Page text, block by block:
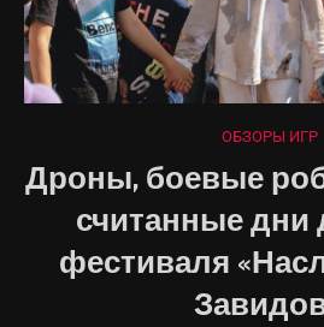
ОБЗОРЫ ИГР
Дроны, боевые
считанные дни
фестиваля